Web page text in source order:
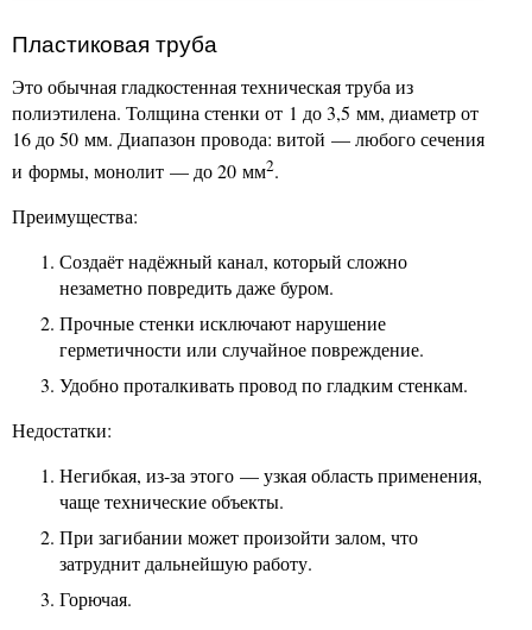
Пластиковая труба
Это обычная гладкостенная техническая труба из
полиэтилена. Толщина стенки от 1 до 3,5 мм, диаметр от
16 до 50 мм. Диапазон провода: витой — любого сечения
и формы, монолит — до 20 мм2.
Преимущества:
Создаёт надёжный канал, который сложно
незаметно повредить даже буром.
Прочные стенки исключают нарушение
герметичности или случайное повреждение.
Удобно проталкивать провод по гладким стенкам.
Недостатки:
Негибкая, из-за этого — узкая область применения,
чаще технические объекты.
При загибании может произойти залом, что
затруднит дальнейшую работу.
Горючая.